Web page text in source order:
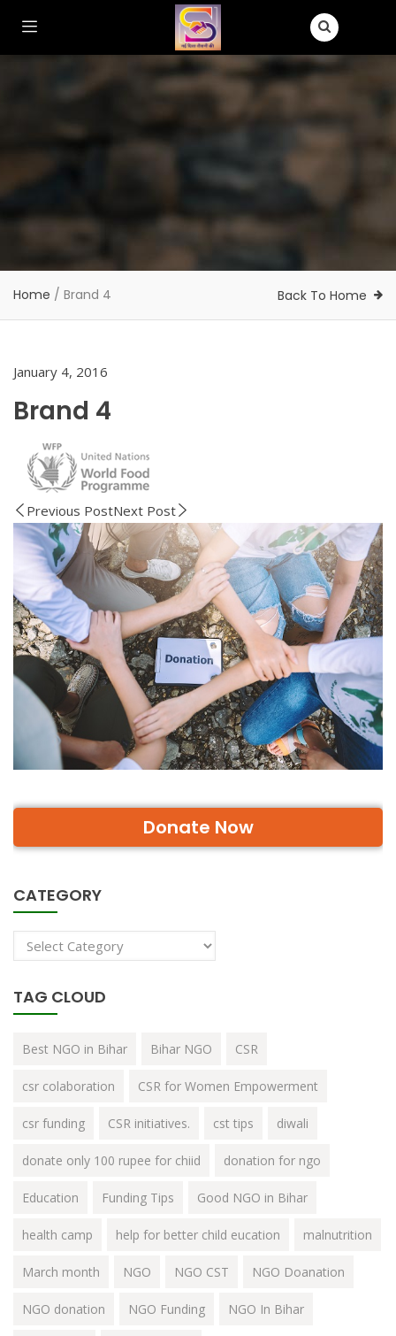
Home / Brand 4 Back To Home
January 4, 2016
Brand 4
Previous PostNext Post
Donate Now
CATEGORY
TAG CLOUD
Best NGO in Bihar Bihar NGO CSR
csr colaboration CSR for Women Empowerment
csr funding CSR initiatives. cst tips diwali
donate only 100 rupee for chiid donation for ngo
Education Funding Tips Good NGO in Bihar
health camp help for better child eucation malnutrition
March month NGO NGO CST NGO Doanation
NGO donation NGO Funding NGO In Bihar